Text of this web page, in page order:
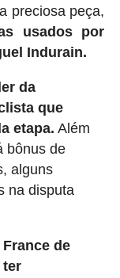
preciosa peça,
usados ​​por
Indurain.
da
que
etapa. Além
bônus de
alguns
na disputa
de
ter